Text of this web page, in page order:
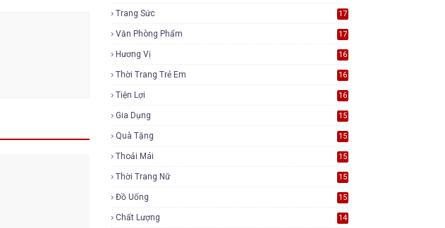
Trang Sức 17
Văn Phòng Phẩm 17
Hương Vị 16
Thời Trang Trẻ Em 16
Tiện Lợi 16
Gia Dụng 15
Quà Tặng 15
Thoải Mái 15
Thời Trang Nữ 15
Đồ Uống 15
Chất Lượng 14